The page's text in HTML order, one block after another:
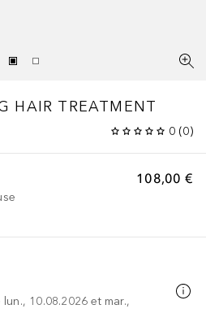
HAIR TREATMENT
0 (0)
108,00 €
10.08.2026 et mar.,